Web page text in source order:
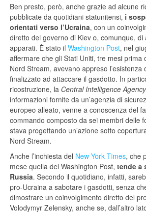
Ben presto, però, anche grazie ad alcune
pubblicate da quotidiani statunitensi, i
orientati verso l’Ucraina, con un
diretto del governo di Kiev o, comunque, di
apparati. È stato il Washington Post, nel
affermare che gli Stati Uniti, tre mesi prima
Nord Stream, avevano appreso l’esistenza
finalizzato ad attaccare il gasdotto. In
ricostruzione, la Central Intelligence Agency
informazioni fornite da un’agenzia di
europeo alleato, venne a conoscenza del
commando composto da sei membri delle
stava progettando un’azione sotto
Nord Stream.
Anche l’inchiesta del New York Times, che
mese quella del Washington Post, tende a
Russia. Secondo il quotidiano, infatti,
pro-Ucraina a sabotare i gasdotti, senza
dimostrare un coinvolgimento diretto del
Volodymyr Zelensky, anche se, dall’altro